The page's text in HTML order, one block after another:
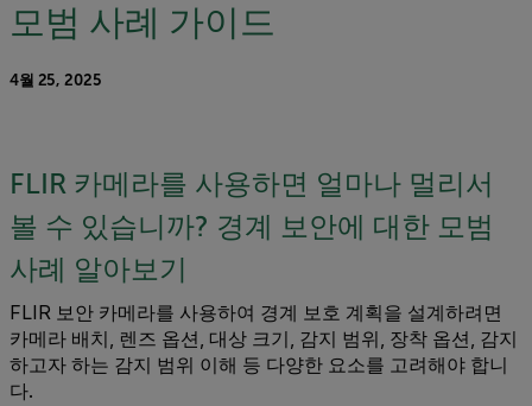
모범 사례 가이드
4월 25, 2025
FLIR 카메라를 사용하면 얼마나 멀리서
볼 수 있습니까? 경계 보안에 대한 모범
사례 알아보기
FLIR 보안 카메라를 사용하여 경계 보호 계획을 설계하려면
카메라 배치, 렌즈 옵션, 대상 크기, 감지 범위, 장착 옵션, 감지
하고자 하는 감지 범위 이해 등 다양한 요소를 고려해야 합니
다.